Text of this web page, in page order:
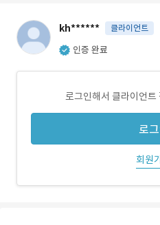
kh****** 클라이언트
인증 완료
로그인해서 클라이언트
로
회원